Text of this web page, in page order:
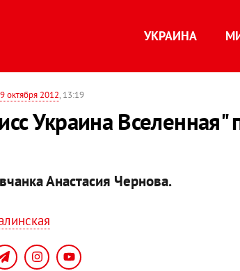
УКРАИНА
октября 2012, 13:19
Украина Вселенная"
Анастасия Чернова.